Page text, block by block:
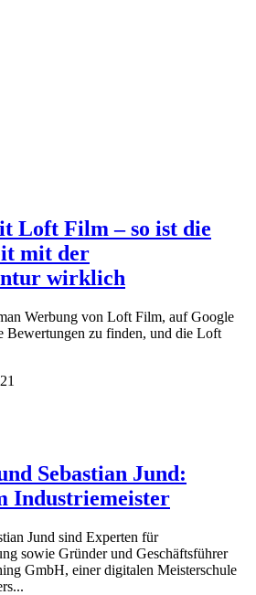
Loft Film – so ist die
mit der
wirklich
Werbung von Loft Film, auf Google
Bewertungen zu finden, und die Loft
Sebastian Jund:
Industriemeister
Jund sind Experten für
sowie Gründer und Geschäftsführer
GmbH, einer digitalen Meisterschule